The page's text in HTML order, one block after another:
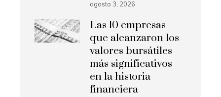
agosto 3, 2026
Las 10 empresas
que alcanzaron los
valores bursátiles
más significativos
en la historia
financiera